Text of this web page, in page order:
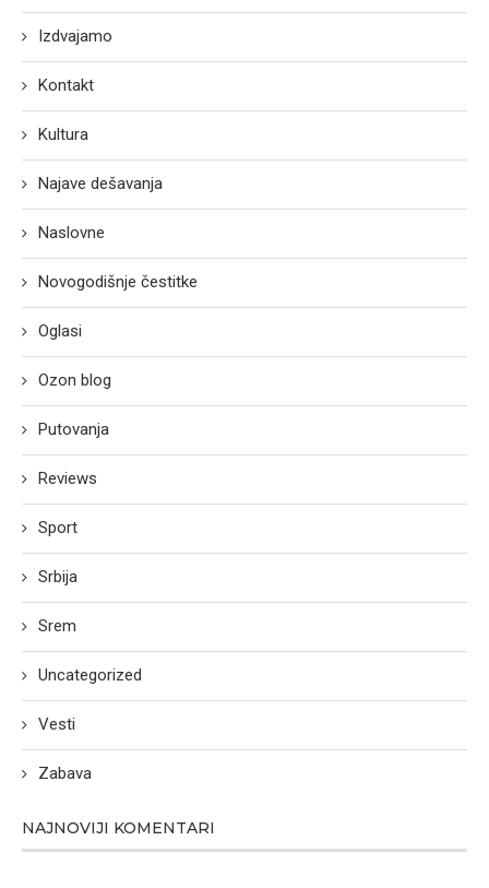
Izdvajamo
Kontakt
Kultura
Najave dešavanja
Naslovne
Novogodišnje čestitke
Oglasi
Ozon blog
Putovanja
Reviews
Sport
Srbija
Srem
Uncategorized
Vesti
Zabava
NAJNOVIJI KOMENTARI